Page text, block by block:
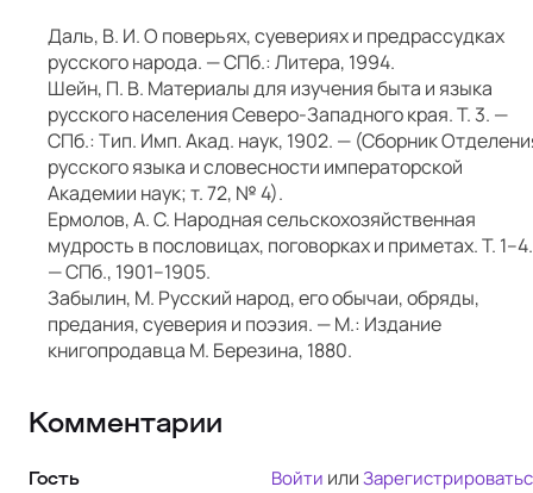
Даль, В. И. О поверьях, суевериях и предрассудках
русского народа. — СПб.: Литера, 1994.
Шейн, П. В. Материалы для изучения быта и языка
русского населения Северо-Западного края. Т. 3. —
СПб.: Тип. Имп. Акад. наук, 1902. — (Сборник
русского языка и словесности императорской
Академии наук; т. 72, № 4).
Ермолов, А. С. Народная сельскохозяйственная
мудрость в пословицах, поговорках и приметах. Т. 1–4.
— СПб., 1901–1905.
Забылин, М. Русский народ, его обычаи, обряды,
предания, суеверия и поэзия. — М.: Издание
книгопродавца М. Березина, 1880.
Комментарии
Гость Войти или